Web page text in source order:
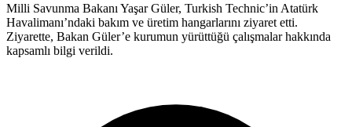
Milli Savunma Bakanı Yaşar Güler, Turkish Technic’in Atatürk
Havalimanı’ndaki bakım ve üretim hangarlarını ziyaret etti.
Ziyarette, Bakan Güler’e kurumun yürüttüğü çalışmalar hakkında
kapsamlı bilgi verildi.